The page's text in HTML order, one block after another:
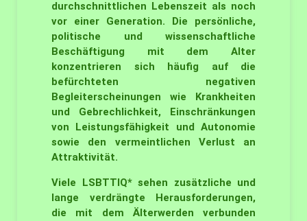
durchschnittlichen Lebenszeit als noch
vor einer Generation. Die persönliche,
politische und wissenschaftliche
Beschäftigung mit dem Alter
konzentrieren sich häufig auf die
befürchteten negativen
Begleiterscheinungen wie Krankheiten
und Gebrechlichkeit, Einschränkungen
von Leistungsfähigkeit und Autonomie
sowie den vermeintlichen Verlust an
Attraktivität.
Viele LSBTTIQ* sehen zusätzliche und
lange verdrängte Herausforderungen,
die mit dem Älterwerden verbunden